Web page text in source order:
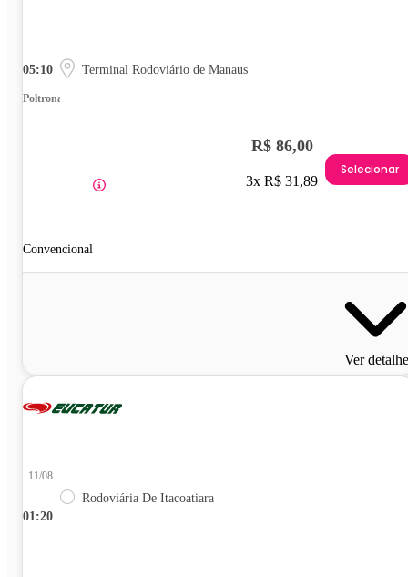
05:10 Terminal Rodoviário de Manaus
Poltrona
Convencional
R$ 86,00
3x R$ 31,89
Selecionar
Ver
01:20
11/08
Rodoviária De Itacoatiara